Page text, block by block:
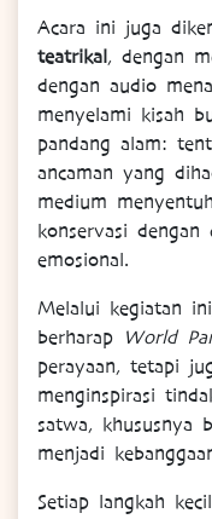
Acara ini juga
teatrikal, dengan
dengan audio
menyelami kisah
pandang alam:
ancaman yang
medium
konservasi
emosional.
Melalui kegiatan
berharap
World
perayaan, tetapi
menginspirasi
satwa, khususnya
menjadi
Setiap langkah